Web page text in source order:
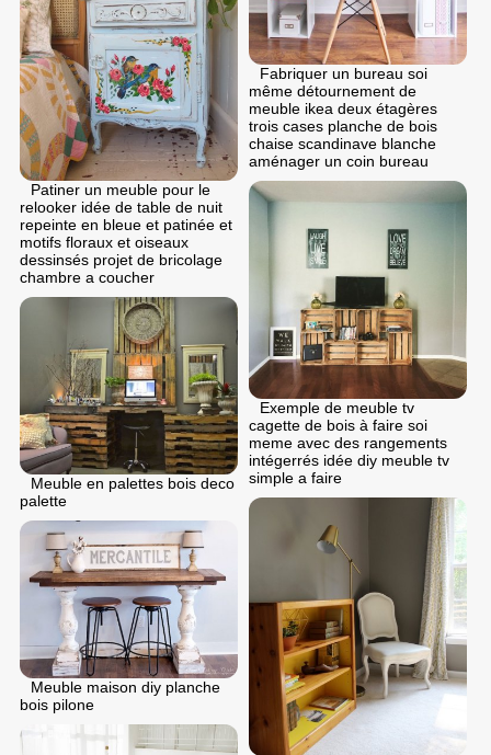
Fabriquer un bureau soi
même détournement de
meuble ikea deux étagères
trois cases planche de bois
chaise scandinave blanche
aménager un coin bureau
Patiner un meuble pour le
relooker idée de table de nuit
repeinte en bleue et patinée et
motifs floraux et oiseaux
dessinsés projet de bricolage
chambre a coucher
Exemple de meuble tv
cagette de bois à faire soi
meme avec des rangements
intégerrés idée diy meuble tv
simple a faire
Meuble en palettes bois deco
palette
Meuble maison diy planche
bois pilone